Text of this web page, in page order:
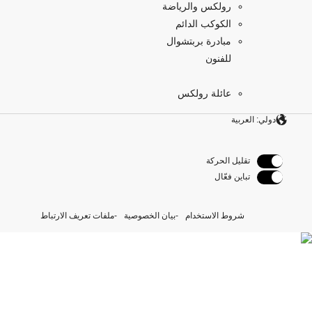
رولكس والرياضة
الكوكب الدائم
مبادرة بربتشوال
للفنون
عائلة رولكس
دولي: العربية
تقليل الحركة
تباين فعّال
شروط الاستخدام بيان الخصوصية ملفات تعريف الارتباط